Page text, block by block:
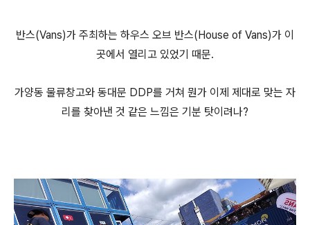
반스(Vans)가 주최하는 하우스 오브 반스(House of Vans)가 이
곳에서 열리고 있었기 때문.
가양동 물류창고와 동대문 DDP를 거쳐 뭔가 이제 제대로 맞는 자
리를 찾아낸 것 같은 느낌은 기분 탓이려나?